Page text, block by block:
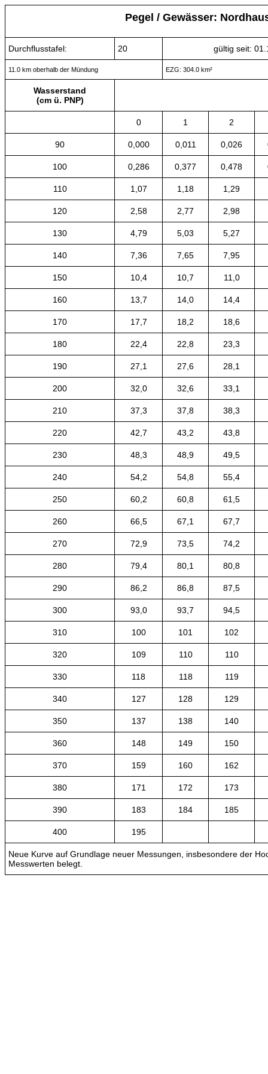
Pegel / Gewässer:
Durchflusstafel: 20 gültig seit:
11.0 km oberhalb der Mündung EZG: 304.0 km²
Wasserstand
(cm ü. PNP)
0 1 2
90 0,000 0,011 0,026
100 0,286 0,377 0,478
110 1,07 1,18 1,29
120 2,58 2,77 2,98
130 4,79 5,03 5,27
140 7,36 7,65 7,95
150 10,4 10,7 11,0
160 13,7 14,0 14,4
170 17,7 18,2 18,6
180 22,4 22,8 23,3
190 27,1 27,6 28,1
200 32,0 32,6 33,1
210 37,3 37,8 38,3
220 42,7 43,2 43,8
230 48,3 48,9 49,5
240 54,2 54,8 55,4
250 60,2 60,8 61,5
260 66,5 67,1 67,7
270 72,9 73,5 74,2
280 79,4 80,1 80,8
290 86,2 86,8 87,5
300 93,0 93,7 94,5
310 100 101 102
320 109 110 110
330 118 118 119
340 127 128 129
350 137 138 140
360 148 149 150
370 159 160 162
380 171 172 173
390 183 184 185
400 195
Neue Kurve auf Grundlage neuer Messungen, insbesondere der
Messwerten belegt.